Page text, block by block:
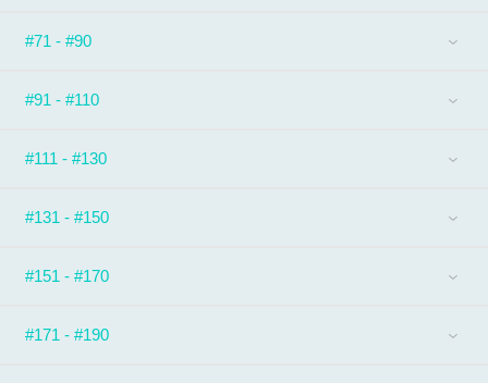
#71 - #90
#91 - #110
#111 - #130
#131 - #150
#151 - #170
#171 - #190